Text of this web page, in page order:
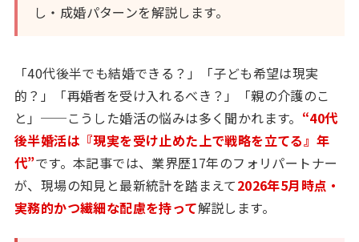
し・成婚パターンを解説します。
「40代後半でも結婚できる？」「子ども希望は現実
的？」「再婚者を受け入れるべき？」「親の介護のこ
と」──こうした婚活の悩みは多く聞かれます。 “40代
後半婚活は『現実を受け止めた上で戦略を立てる』年
代”です。本記事では、業界歴17年のフォリパートナー
が、現場の知見と最新統計を踏まえて2026年5月時点・
実務的かつ繊細な配慮を持って解説します。